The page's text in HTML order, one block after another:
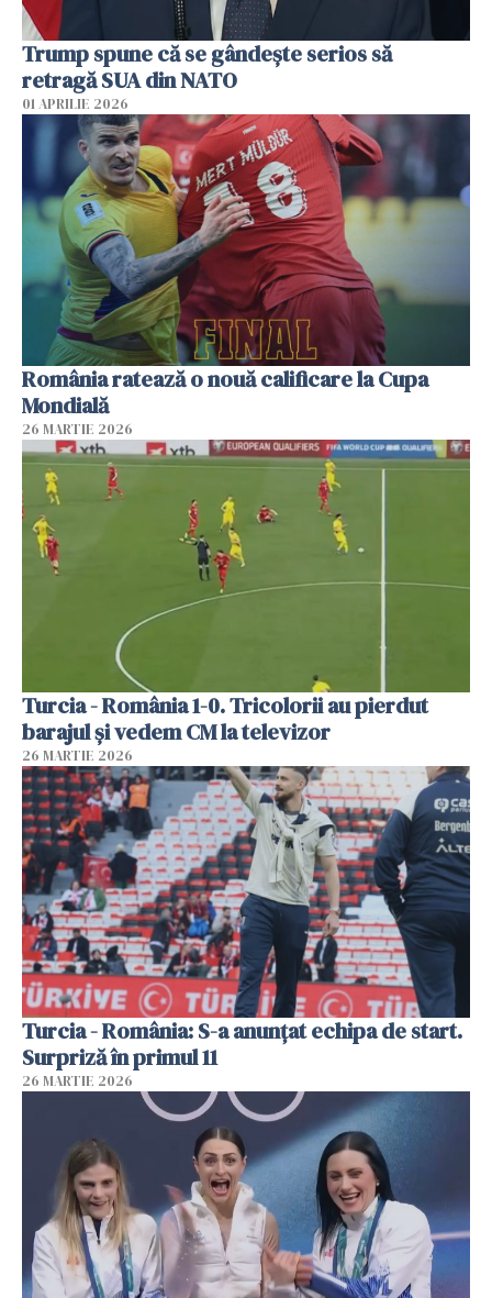
Trump spune că se gândeşte serios să
retragă SUA din NATO
01 APRILIE 2026
România ratează o nouă calificare la Cupa
Mondială
26 MARTIE 2026
Turcia - România 1-0. Tricolorii au pierdut
barajul și vedem CM la televizor
26 MARTIE 2026
Turcia - România: S-a anunțat echipa de start.
Surpriză în primul 11
26 MARTIE 2026